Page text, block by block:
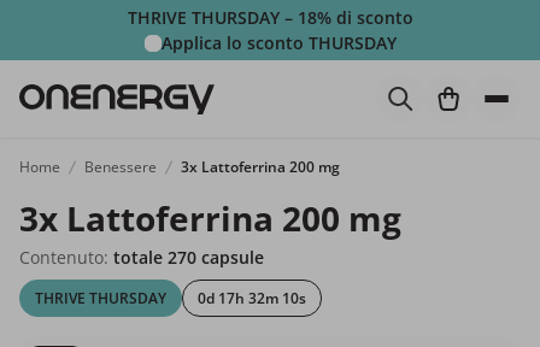
THRIVE THURSDAY – 18% di sconto
Applica lo sconto THURSDAY
Home Benessere 3x Lattoferrina 200 mg
3x Lattoferrina 200 mg
Contenuto: totale 270 capsule
THRIVE THURSDAY 0d 17h 32m 9s